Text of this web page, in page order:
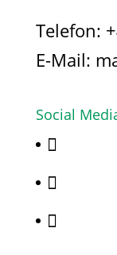
Telefon:
E-Mail:
Social


